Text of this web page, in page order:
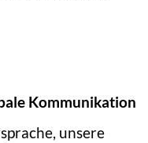
Kommunikation
unsere